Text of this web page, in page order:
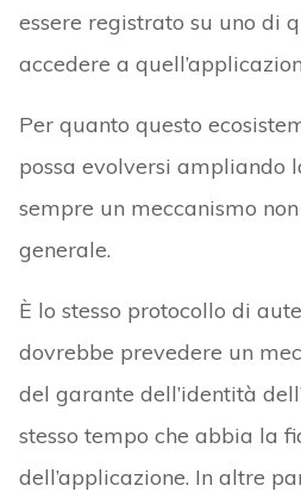
essere registrato su uno di
accedere a
Per quanto questo
possa evolversi ampliando
sempre un meccanismo
generale.
È lo stesso protocollo di
dovrebbe prevedere un
del garante dell’identità
stesso tempo che abbia la
dell’applicazione. In altre